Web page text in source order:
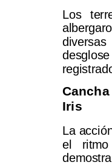
Los
diversas
Iris
La
el